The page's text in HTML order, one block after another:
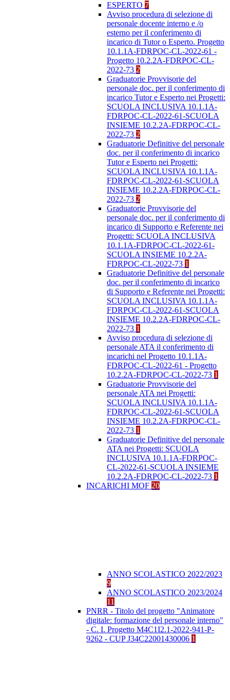
ESPERTO 7
Avviso procedura di selezione di
personale docente interno e /o
esterno per il conferimento di
incarico di Tutor o Esperto. Progetto
10.1.1A-FDRPOC-CL-2022-61 -
Progetto 10.2.2A-FDRPOC-CL-
2022-73 2
Graduatorie Provvisorie del
personale doc. per il conferimento di
incarico Tutor e Esperto nei Progetti:
SCUOLA INCLUSIVA 10.1.1A-
FDRPOC-CL-2022-61-SCUOLA
INSIEME 10.2.2A-FDRPOC-CL-
2022-73 2
Graduatorie Definitive del personale
doc. per il conferimento di incarico
Tutor e Esperto nei Progetti:
SCUOLA INCLUSIVA 10.1.1A-
FDRPOC-CL-2022-61-SCUOLA
INSIEME 10.2.2A-FDRPOC-CL-
2022-73 2
Graduatorie Provvisorie del
personale doc. per il conferimento di
incarico di Supporto e Referente nei
Progetti: SCUOLA INCLUSIVA
10.1.1A-FDRPOC-CL-2022-61-
SCUOLA INSIEME 10.2.2A-
FDRPOC-CL-2022-73 1
Graduatorie Definitive del personale
doc. per il conferimento di incarico
di Supporto e Referente nei Progetti:
SCUOLA INCLUSIVA 10.1.1A-
FDRPOC-CL-2022-61-SCUOLA
INSIEME 10.2.2A-FDRPOC-CL-
2022-73 1
Avviso procedura di selezione di
personale ATA il conferimento di
incarichi nel Progetto 10.1.1A-
FDRPOC-CL-2022-61 - Progetto
10.2.2A-FDRPOC-CL-2022-73 1
Graduatorie Provvisorie del
personale ATA nei Progetti:
SCUOLA INCLUSIVA 10.1.1A-
FDRPOC-CL-2022-61-SCUOLA
INSIEME 10.2.2A-FDRPOC-CL-
2022-73 1
Graduatorie Definitive del personale
ATA nei Progetti: SCUOLA
INCLUSIVA 10.1.1A-FDRPOC-
CL-2022-61-SCUOLA INSIEME
10.2.2A-FDRPOC-CL-2022-73 1
INCARICHI MOF 20
ANNO SCOLASTICO 2022/2023
9
ANNO SCOLASTICO 2023/2024
11
PNRR - Titolo del progetto "Animatore
digitale: formazione del personale interno"
- C. I. Progetto M4C1I2.1-2022-941-P-
9262 - CUP J34C22001430006 1